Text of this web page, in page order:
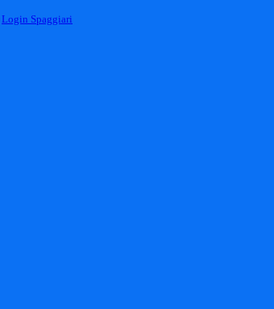
Login Spaggiari